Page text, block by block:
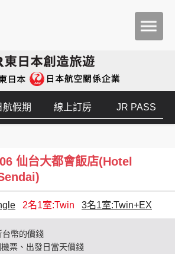
航假期 線上訂房 JR PASS
仙台大都會飯店(Hotel
2名1室:Twin 3名1室:Twin+EX
台幣的價錢
機票、出發日當天價錢